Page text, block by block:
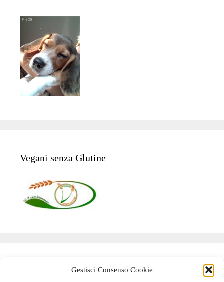
Gestisci Consenso Cookie
Vegani senza Glutine
Pannello utente